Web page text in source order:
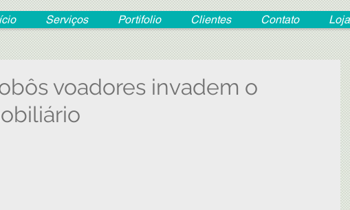
Serviços Portifolio Clientes Contato Loja
voadores invadem o